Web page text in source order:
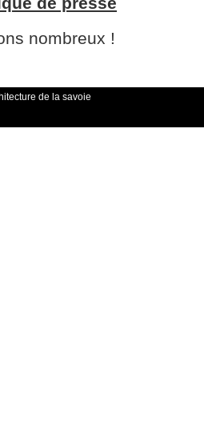
nombreux !
de la savoie